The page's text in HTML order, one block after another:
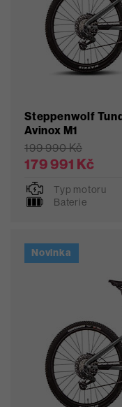
Steppenwolf
Avinox M1
199 990 Kč
179 991 Kč
Typ motoru
Baterie
S M
Novinka